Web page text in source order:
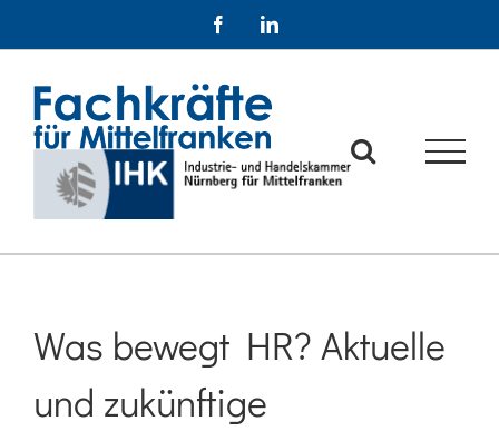
FacebookLinkedIn
Was bewegt HR? Aktuelle
und zukünftige